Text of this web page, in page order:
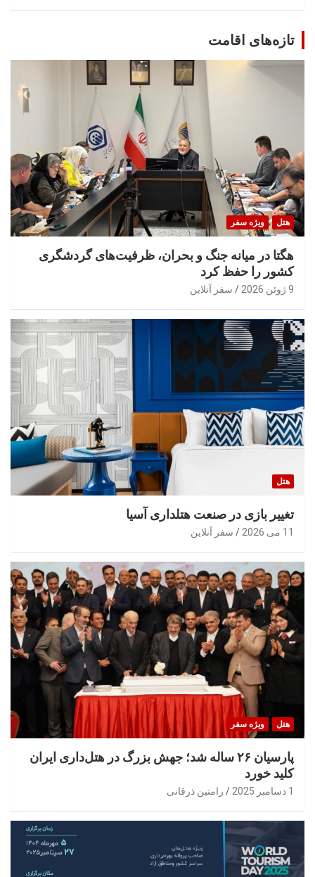
تازه‌های اقامت
هتل ویژه سفر
هگتا در میانه جنگ و بحران، ظرفیت‌های گردشگری
کشور را حفظ کرد
9 ژوئن 2026 سفر آنلاین
هتل
تغییر بازی در صنعت هتلداری آسیا
11 می 2026 سفر آنلاین
هتل ویژه سفر
پارسیان ۲۶ ساله شد؛ جهش بزرگ در هتل‌داری ایران
کلید خورد
1 دسامبر 2025 رامتین ذرقانی